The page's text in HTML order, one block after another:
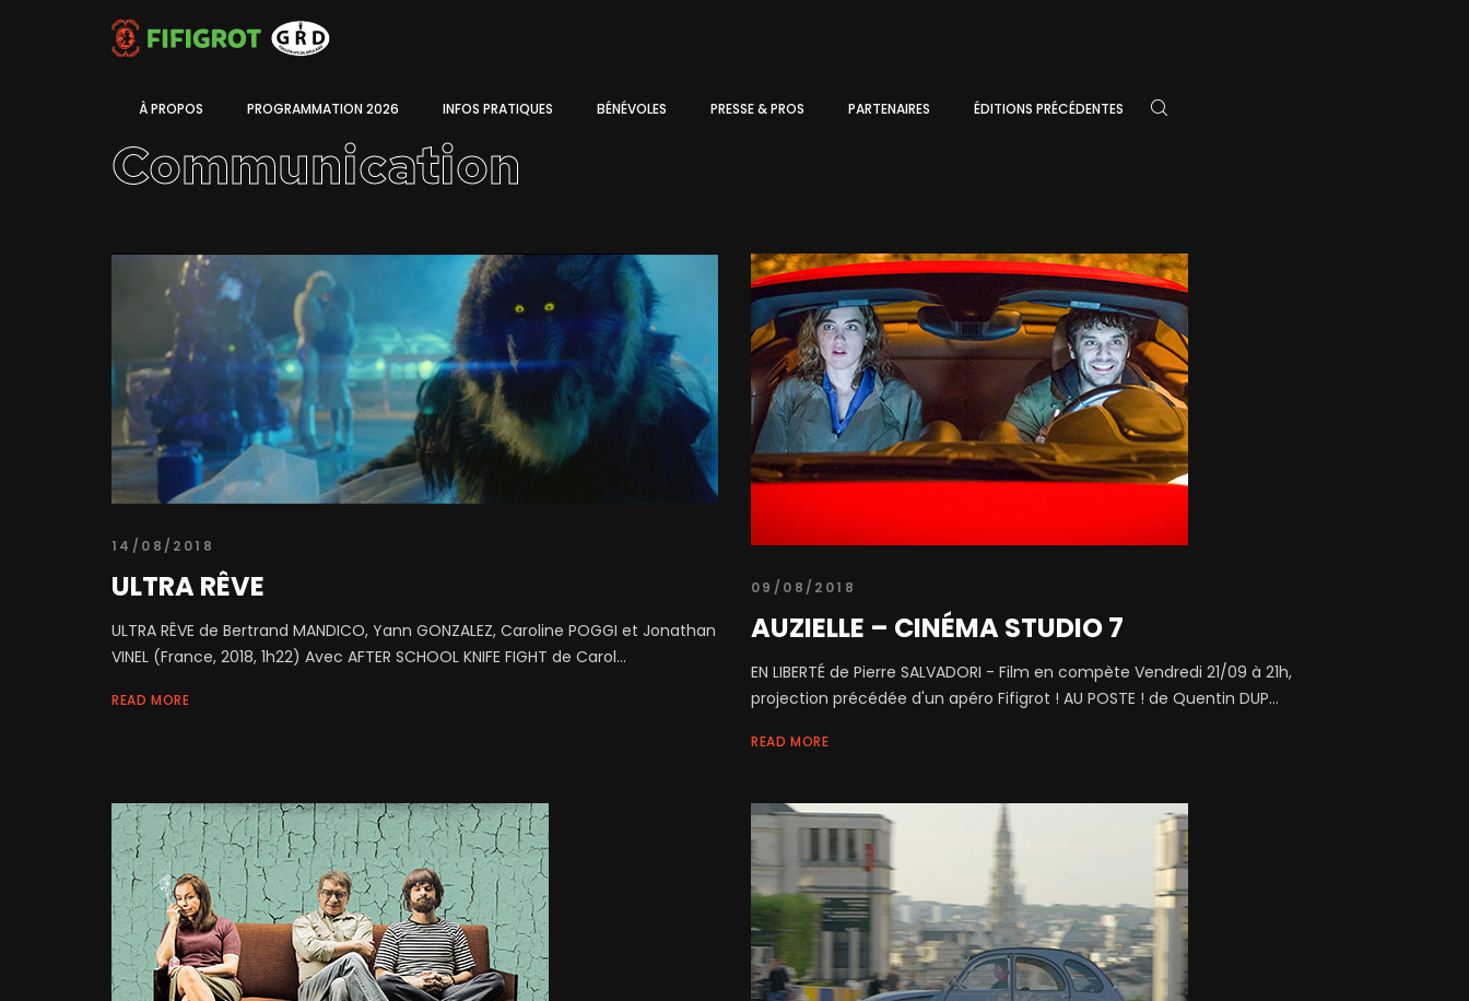
À PROPOS PROGRAMMATION 2026 INFOS PRATIQUES BÉNÉVOLES PRESSE & PROS PARTENAIRES ÉDITIONS PRÉCÉDENTES
Communication
14/08/2018
ULTRA RÊVE
ULTRA RÊVE de Bertrand MANDICO, Yann GONZALEZ, Caroline POGGI et Jonathan
VINEL (France, 2018, 1h22) Avec AFTER SCHOOL KNIFE FIGHT de Carol...
READ MORE
09/08/2018
AUZIELLE – CINÉMA STUDIO 7
EN LIBERTÉ de Pierre SALVADORI - Film en compète Vendredi 21/09 à 21h,
projection précédée d'un apéro Fifigrot ! AU POSTE ! de Quentin DUP...
READ MORE